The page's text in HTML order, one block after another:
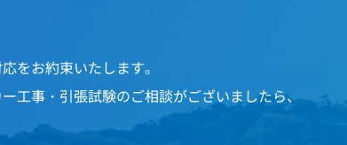
をお約束いたします。
工事・引張試験のご相談がございましたら、